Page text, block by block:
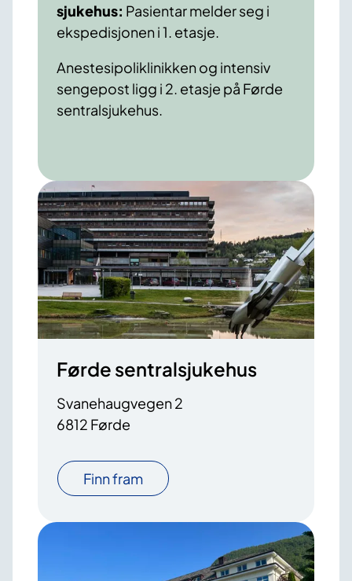
sjukehus: Pasientar melder seg i
ekspedisjonen i 1. etasje.
Anestesipoliklinikken og intensiv
sengepost ligg i 2. etasje på Førde
sentralsjukehus.
Førde sentralsjukehus
Svanehaugvegen 2
6812 Førde
Finn fram